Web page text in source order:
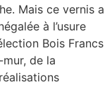
Mais ce vernis a
à l’usure
Bois Francs
de la